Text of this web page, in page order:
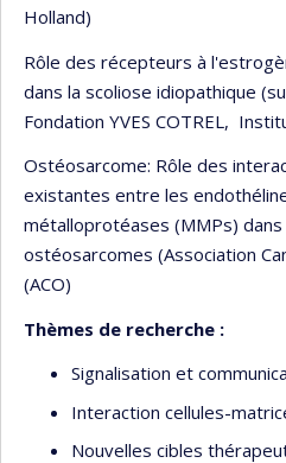
Holland)
Rôle des récepteurs à
dans la scoliose idiopathique
Fondation YVES COTREL,
Ostéosarcome: Rôle des
existantes entre les
métalloprotéases (MMPs)
ostéosarcomes (Association
(ACO)
Thèmes de recherche :
Signalisation et
Interaction cellules-
Nouvelles cibles